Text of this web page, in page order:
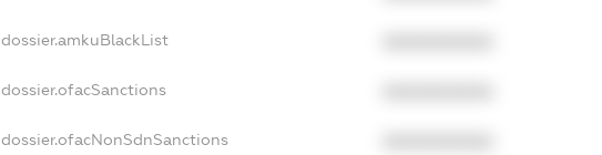
dossier.amkuBlackList
dossier.ofacSanctions
dossier.ofacNonSdnSanctions